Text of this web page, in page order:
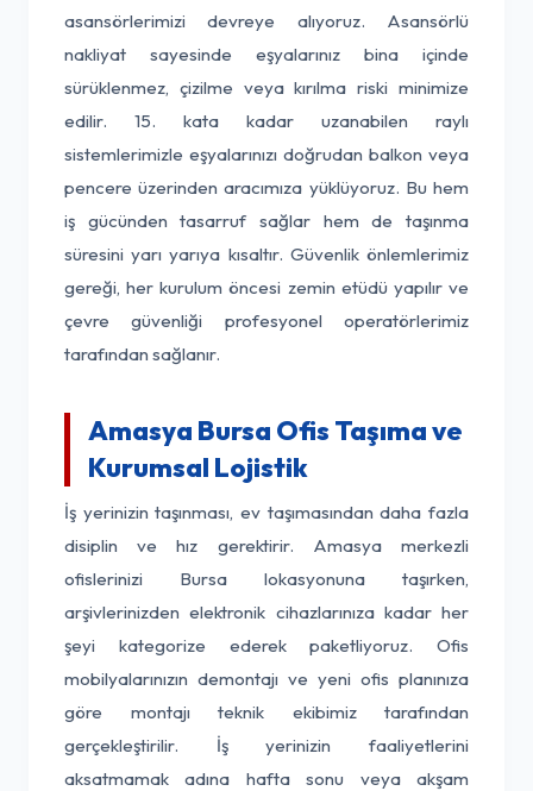
asansörlerimizi devreye alıyoruz. Asansörlü
nakliyat sayesinde eşyalarınız bina içinde
sürüklenmez, çizilme veya kırılma riski minimize
edilir. 15. kata kadar uzanabilen raylı
sistemlerimizle eşyalarınızı doğrudan balkon veya
pencere üzerinden aracımıza yüklüyoruz. Bu hem
iş gücünden tasarruf sağlar hem de taşınma
süresini yarı yarıya kısaltır. Güvenlik önlemlerimiz
gereği, her kurulum öncesi zemin etüdü yapılır ve
çevre güvenliği profesyonel operatörlerimiz
tarafından sağlanır.
Amasya Bursa Ofis Taşıma ve
Kurumsal Lojistik
İş yerinizin taşınması, ev taşımasından daha fazla
disiplin ve hız gerektirir. Amasya merkezli
ofislerinizi Bursa lokasyonuna taşırken,
arşivlerinizden elektronik cihazlarınıza kadar her
şeyi kategorize ederek paketliyoruz. Ofis
mobilyalarınızın demontajı ve yeni ofis planınıza
göre montajı teknik ekibimiz tarafından
gerçekleştirilir. İş yerinizin faaliyetlerini
aksatmamak adına hafta sonu veya akşam